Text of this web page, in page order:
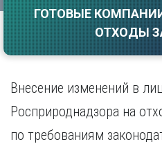
Иваново
Ижевск
Иркутск
К
Казань
Калуга
Кемерово
ГОТОВЫЕ
ОТХОДЫ
Внесение изменений в
Росприроднадзора на
по требованиям